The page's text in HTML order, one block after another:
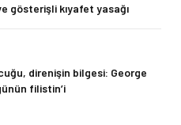
gösterişli kıyafet yasağı
direnişin bilgesi: George
filistin’i